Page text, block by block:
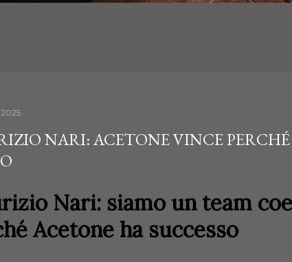
NARI: ACETONE VINCE
Nari: siamo un team
Acetone ha successo